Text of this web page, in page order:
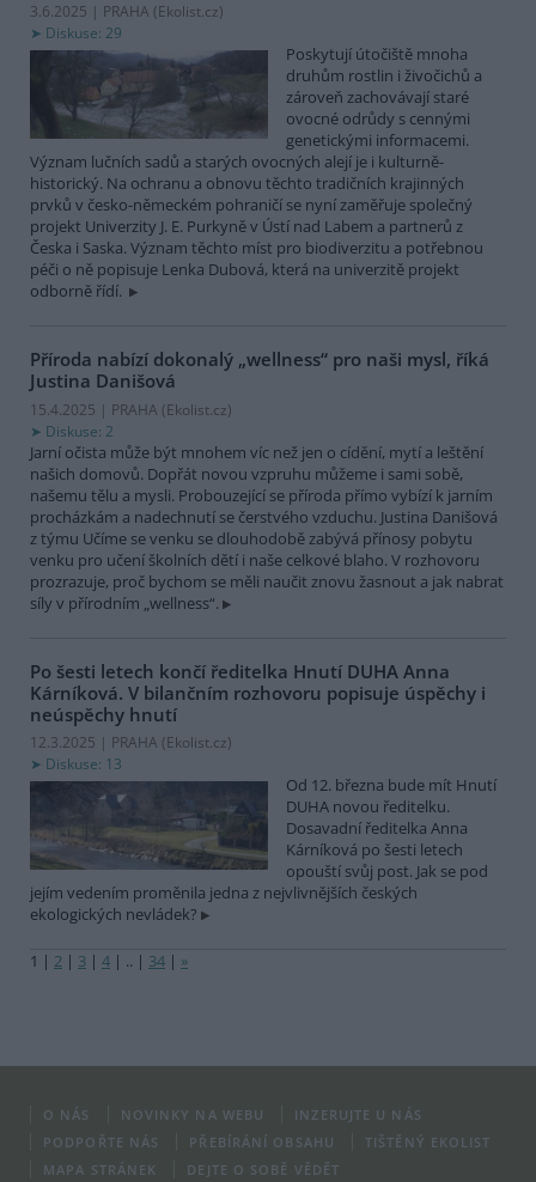
3.6.2025 | PRAHA (Ekolist.cz)
Diskuse: 29
Poskytují útočiště mnoha
druhům rostlin i živočichů a
zároveň zachovávají staré
ovocné odrůdy s cennými
genetickými informacemi.
Význam lučních sadů a starých ovocných alejí je i kulturně-
historický. Na ochranu a obnovu těchto tradičních krajinných
prvků v česko-německém pohraničí se nyní zaměřuje společný
projekt Univerzity J. E. Purkyně v Ústí nad Labem a partnerů z
Česka i Saska. Význam těchto míst pro biodiverzitu a potřebnou
péči o ně popisuje Lenka Dubová, která na univerzitě projekt
odborně řídí.
Příroda nabízí dokonalý „wellness“ pro naši mysl, říká
Justina Danišová
15.4.2025 | PRAHA (Ekolist.cz)
Diskuse: 2
Jarní očista může být mnohem víc než jen o cídění, mytí a leštění
našich domovů. Dopřát novou vzpruhu můžeme i sami sobě,
našemu tělu a mysli. Probouzející se příroda přímo vybízí k jarním
procházkám a nadechnutí se čerstvého vzduchu. Justina Danišová
z týmu Učíme se venku se dlouhodobě zabývá přínosy pobytu
venku pro učení školních dětí i naše celkové blaho. V rozhovoru
prozrazuje, proč bychom se měli naučit znovu žasnout a jak nabrat
síly v přírodním „wellness“.
Po šesti letech končí ředitelka Hnutí DUHA Anna
Kárníková. V bilančním rozhovoru popisuje úspěchy i
neúspěchy hnutí
12.3.2025 | PRAHA (Ekolist.cz)
Diskuse: 13
Od 12. března bude mít Hnutí
DUHA novou ředitelku.
Dosavadní ředitelka Anna
Kárníková po šesti letech
opouští svůj post. Jak se pod
jejím vedením proměnila jedna z nejvlivnějších českých
ekologických nevládek?
1 | 2 | 3 | 4 | .. | 34 | »
O NÁS NOVINKY NA WEBU
INZERUJTE U NÁS
PODPOŘTE NÁS
PŘEBÍRÁNÍ OBSAHU
TIŠTĚNÝ EKOLIST
MAPA STRÁNEK
DEJTE O SOBĚ VĚDĚT